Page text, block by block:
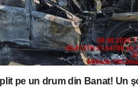
pe un drum din Banat! Un